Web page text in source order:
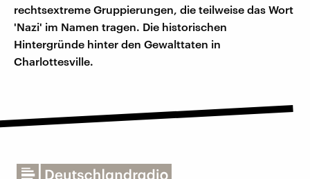
rechtsextreme Gruppierungen, die teilweise das Wort
'Nazi' im Namen tragen. Die historischen
Hintergründe hinter den Gewalttaten in
Charlottesville.